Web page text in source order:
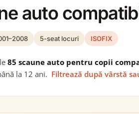
auto
5-seat locuri ISOFIX
85 scaune auto pentru copii
la 12 ani. Filtrează după vârstă